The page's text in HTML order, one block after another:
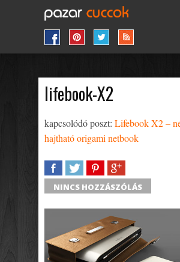
lifebook-X2
kapcsolódó poszt: Lifebook X2 –
hajtható origami netbook
SHARETWEETSHARESHARE
NINCS HOZZÁSZÓLÁS